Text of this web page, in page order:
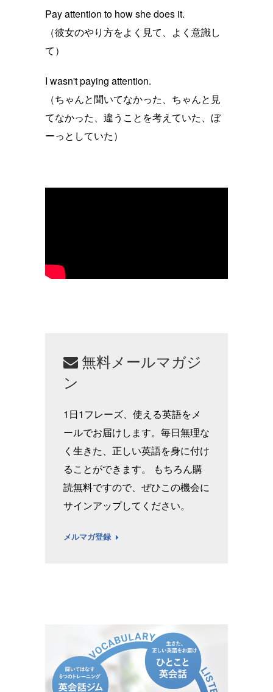
Pay attention to how she does it.
（彼女のやり方をよく見て、よく意識し
て）
I wasn't paying attention.
（ちゃんと聞いてなかった、ちゃんと見
てなかった、違うことを考えていた、ぼ
ーっとしていた）
無料メールマガジ
ン
1日1フレーズ、使える英語をメ
ールでお届けします。毎日無理な
く生きた、正しい英語を身に付け
ることができます。 もちろん購
読無料ですので、ぜひこの機会に
サインアップしてください。
メルマガ登録